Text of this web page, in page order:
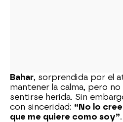
Bahar, sorprendida por el
mantener la calma, pero
sentirse herida. Sin
con sinceridad: “No lo
que me quiere como soy”.